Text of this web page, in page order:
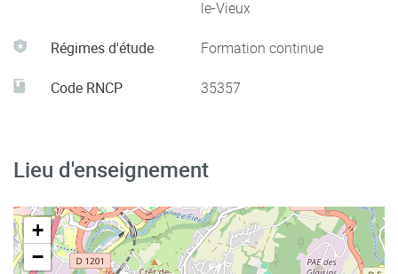
le-Vieux
Régimes d'étude Formation continue
Code RNCP 35357
Lieu d'enseignement
+
−